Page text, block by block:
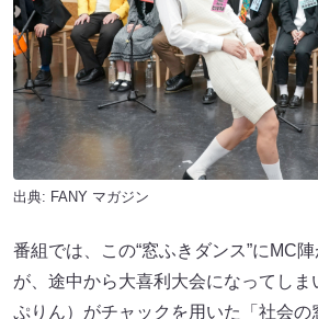
出典: FANY マガジン
番組では、この“窓ふきダンス”にMC
が、途中から⼤喜利⼤会になってし
ぷりん）がチャックを⽤いた「社会の